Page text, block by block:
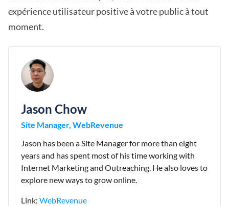
expérience utilisateur positive à votre public à tout
moment.
Jason Chow
Site Manager, WebRevenue
Jason has been a Site Manager for more than eight
years and has spent most of his time working with
Internet Marketing and Outreaching. He also loves to
explore new ways to grow online.
Link: WebRevenue